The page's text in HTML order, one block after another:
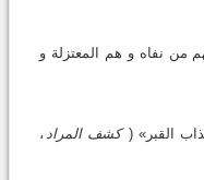
من نفاه و هم المعتزلة و
القبر» (کشف المراد ،